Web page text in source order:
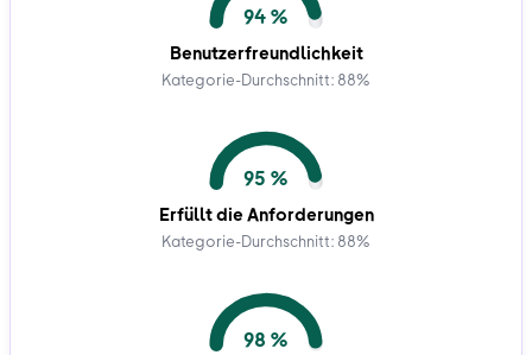
94 %
Benutzerfreundlichkeit
Kategorie-Durchschnitt: 88%
95 %
Erfüllt die Anforderungen
Kategorie-Durchschnitt: 88%
98 %